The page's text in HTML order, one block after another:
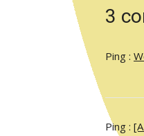
3
Ping :
Ping :